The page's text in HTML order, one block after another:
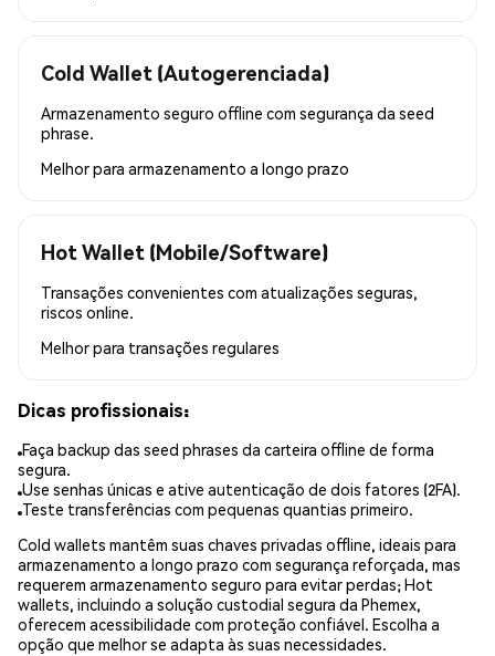
Cold Wallet (Autogerenciada)
Armazenamento seguro offline com segurança da seed
phrase.
Melhor para armazenamento a longo prazo
Hot Wallet (Mobile/Software)
Transações convenientes com atualizações seguras,
riscos online.
Melhor para transações regulares
Dicas profissionais:
Faça backup das seed phrases da carteira offline de forma
segura.
Use senhas únicas e ative autenticação de dois fatores (2FA).
Teste transferências com pequenas quantias primeiro.
Cold wallets mantêm suas chaves privadas offline, ideais para
armazenamento a longo prazo com segurança reforçada, mas
requerem armazenamento seguro para evitar perdas; Hot
wallets, incluindo a solução custodial segura da Phemex,
oferecem acessibilidade com proteção confiável. Escolha a
opção que melhor se adapta às suas necessidades.